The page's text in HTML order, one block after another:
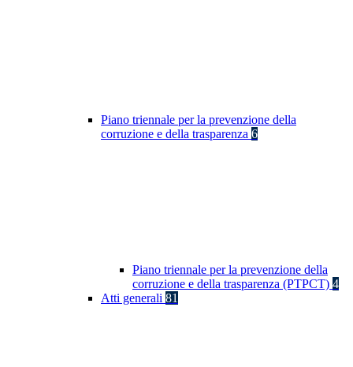
Piano triennale per la prevenzione della
corruzione e della trasparenza 6
Piano triennale per la prevenzione della
corruzione e della trasparenza (PTPCT) 4
Atti generali 81